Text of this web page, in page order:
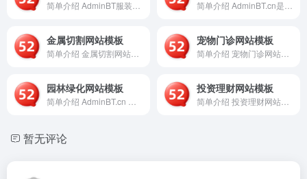
金属切割网站模板 宠物门诊网站模板
园林绿化网站模板 投资理财网站模板
暂无评论